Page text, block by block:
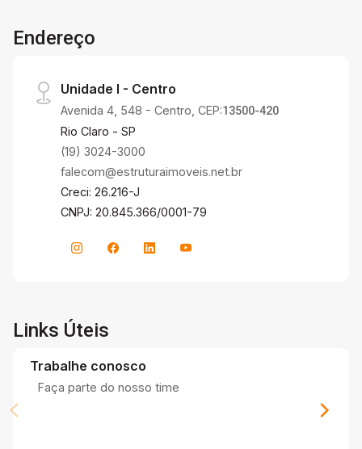
Endereço
Unidade I - Centro
Avenida 4, 548 - Centro, CEP:13500-420
Rio Claro - SP
(19) 3024-3000
falecom@estruturaimoveis.net.br
Creci: 26.216-J
CNPJ: 20.845.366/0001-79
Links Úteis
Trabalhe conosco
Faça parte do nosso time